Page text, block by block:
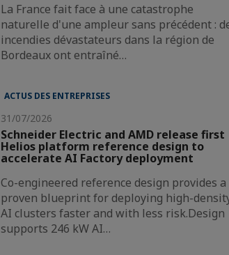
La France fait face à une catastrophe
naturelle d'une ampleur sans précédent :
incendies dévastateurs dans la région de
Bordeaux ont entraîné…
ACTUS DES ENTREPRISES
31/07/2026
Schneider Electric and AMD release first
Helios platform reference design to
accelerate AI Factory deployment
Co-engineered reference design provides a
proven blueprint for deploying high-
AI clusters faster and with less risk.Design
supports 246 kW AI…